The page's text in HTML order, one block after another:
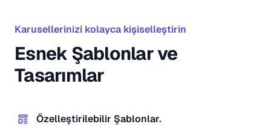
Karusellerinizi kolayca kişiselleştirin
Esnek Şablonlar ve
Tasarımlar
Özelleştirilebilir Şablonlar.